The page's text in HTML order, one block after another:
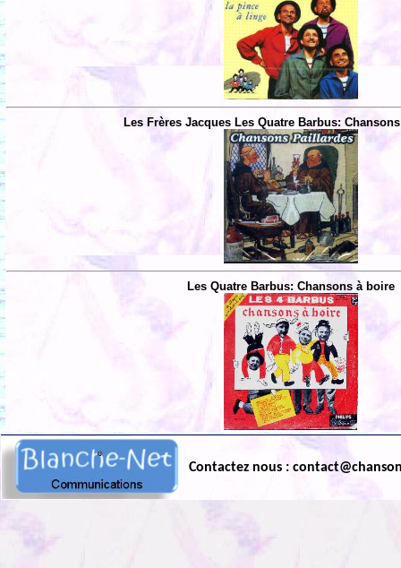
Les Frères Jacques Les Quatre Barbus:
Les Quatre Barbus: Chansons à boire
Contactez nous :